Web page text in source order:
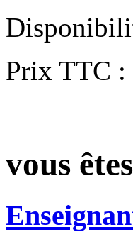
Prix TTC :
vous